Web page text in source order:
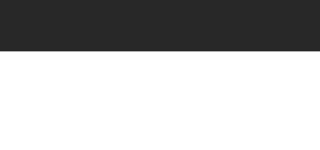
국제학생증신청